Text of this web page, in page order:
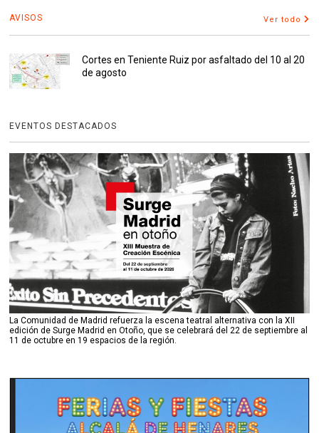
AVISOS Ver todo
Cortes en Teniente Ruiz por asfaltado del 10 al 20
de agosto
EVENTOS DESTACADOS
La Comunidad de Madrid refuerza la escena teatral alternativa con la XII
edición de Surge Madrid en Otoño, que se celebrará del 22 de septiembre al
11 de octubre en 19 espacios de la región.